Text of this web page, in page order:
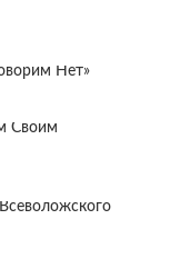
Нет»
Своим